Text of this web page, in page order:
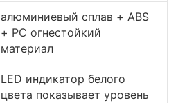
алюминиевый сплав + ABS
+ PC огнестойкий
материал
LED индикатор белого
цвета показывает уровень